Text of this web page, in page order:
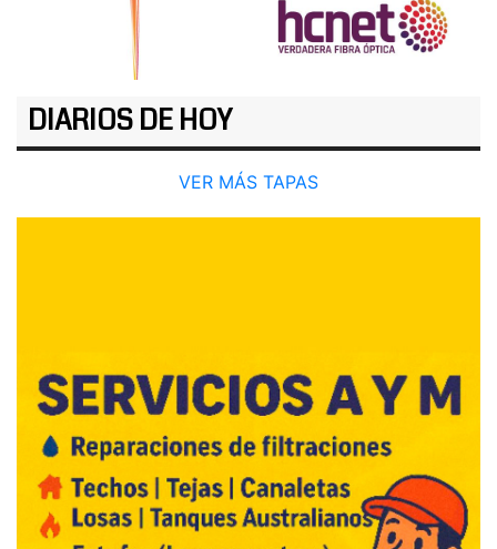
DIARIOS DE HOY
VER MÁS TAPAS